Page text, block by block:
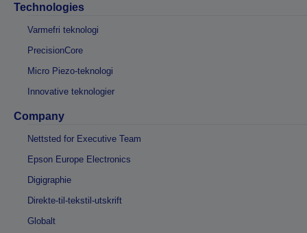
Technologies
Varmefri teknologi
PrecisionCore
Micro Piezo-teknologi
Innovative teknologier
Company
Nettsted for Executive Team
Epson Europe Electronics
Digigraphie
Direkte-til-tekstil-utskrift
Globalt